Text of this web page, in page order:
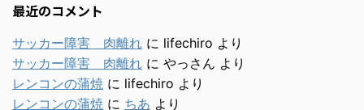
最近のコメント
サッカー障害 肉離れ に lifechiro より
サッカー障害 肉離れ に やっさん より
レンコンの蒲焼 に lifechiro より
レンコンの蒲焼 に ちあ より